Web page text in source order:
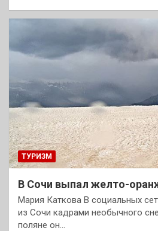
ТУРИЗМ
В Сочи выпал желто-
Мария Каткова В социальных
из Сочи кадрами необычного
поляне он…